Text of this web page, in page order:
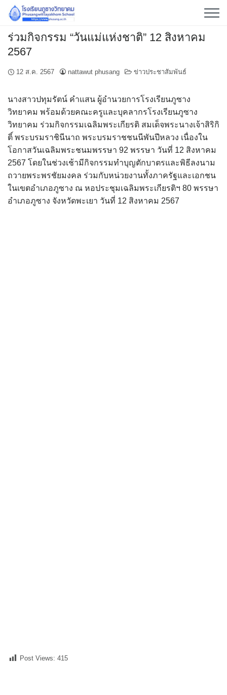
Skip
content
ร่วมกิจกรรม​ “วันแม่แห่งชาติ” 12 สิงหาคม
2567
12 ส.ค. 2567 nattawut phusang ข่าวประชาสัมพันธ์
นางสาว​ปทุม​รัตน์​ คำ​แสน​ ผู้​อำนวยการ​โรงเรียน​ภูซาง​
วิทยาคม​ พร้อมด้วย​คณะ​ครู​และ​บุคลากร​โรงเรียนภู​ซาง​
วิทยาคม​ ร่วมกิจกรรม​เฉลิมพระเกียรติ​ สมเด็จพระนางเจ้าสิริกิ
ติ์ พระบรมราชินีนาถ พระบรมราชชนนีพันปีหลวง เนื่องใน
โอกาสวันเฉลิมพระชนมพรรษา​ ​92 พรรษา​ วันที่ 12 สิงหาคม
2567​ โดยในช่วงเช้ามีกิจกรรม​ทำบุญ​ตักบาตร​และ​พิธี​ลงนาม​
ถวายพระพร​ชัย​มงคล​ ร่วมกับหน่วยงานทั้งภาครัฐและเอกชน​
ในเขต​อำเภอ​ภูซาง​ ณ​ หอประชุม​เฉลิม​พระ​เกียรติ​ฯ​ 80​ พรรษา​
อำเภอ​ภูซาง​ จังหวัด​พะเยา​ วันที่​ 12​ สิงหาคม​ 2567​
Post Views: 415